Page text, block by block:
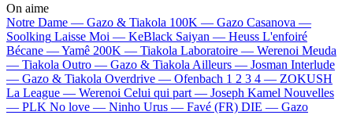
On aime
Notre Dame — Gazo & Tiakola 100K — Gazo Casanova —
Soolking Laisse Moi — KeBlack Saiyan — Heuss L'enfoiré
Bécane —Yamê 200K — Tiakola Laboratoire — Werenoi Meuda
— Tiakola Outro — Gazo & Tiakola Ailleurs — Josman Interlude
— Gazo & Tiakola Overdrive — Ofenbach 1 2 3 4 — ZOKUSH
La League — Werenoi Celui qui part — Joseph Kamel Nouvelles
— PLK No love — Ninho Urus — Favé (FR) DIE — Gazo